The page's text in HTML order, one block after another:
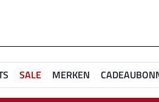
SALE MERKEN